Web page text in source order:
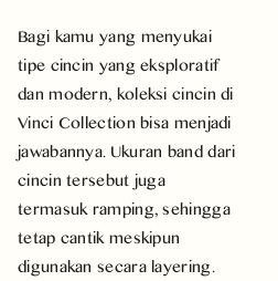
Bagi kamu yang menyukai
tipe cincin yang eksploratif
dan modern, koleksi cincin di
Vinci Collection bisa menjadi
jawabannya. Ukuran band dari
cincin tersebut juga
termasuk ramping, sehingga
tetap cantik meskipun
digunakan secara layering.